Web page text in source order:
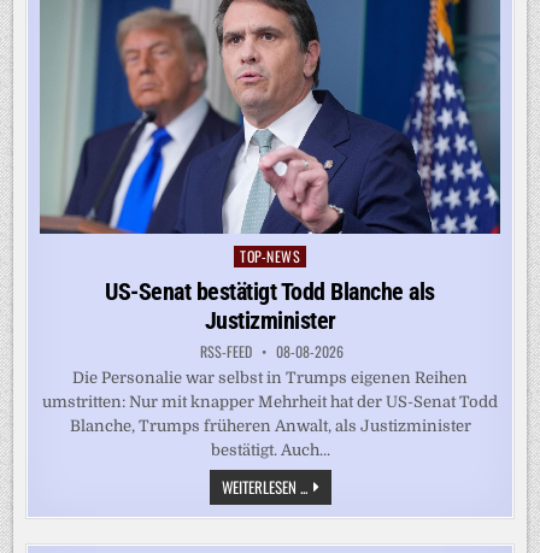
Posted
in
TOP-NEWS
US-Senat bestätigt Todd Blanche als
Justizminister
RSS-FEED 08-08-2026
Die Personalie war selbst in Trumps eigenen Reihen
umstritten: Nur mit knapper Mehrheit hat der US-Senat Todd
Blanche, Trumps früheren Anwalt, als Justizminister
bestätigt. Auch...
WEITERLESEN ... US-
SENAT
BESTÄTIGT
BLANCHE